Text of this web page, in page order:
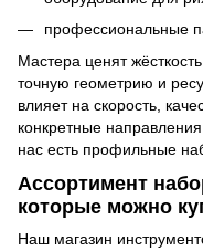
профессиональные
Мастера ценят
точную геометрию и
влияет на скорость,
конкретные
нас есть профильные
Ассортимент
которые можно
Наш магазин